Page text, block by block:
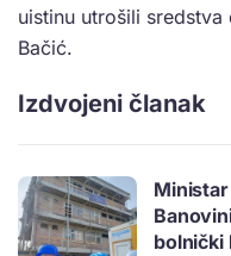
uistinu utrošili
Bačić.
Izdvojeni članak
bolnički